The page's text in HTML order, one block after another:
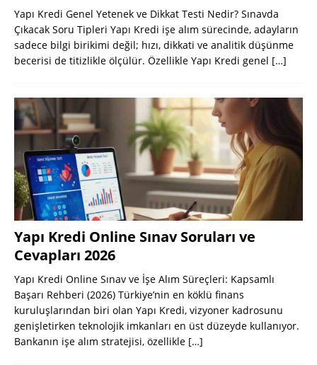
Yapı Kredi Genel Yetenek ve Dikkat Testi Nedir? Sınavda
Çıkacak Soru Tipleri Yapı Kredi işe alım sürecinde, adayların
sadece bilgi birikimi değil; hızı, dikkati ve analitik düşünme
becerisi de titizlikle ölçülür. Özellikle Yapı Kredi genel […]
Yapı Kredi Online Sınav Soruları ve
Cevapları 2026
Yapı Kredi Online Sınav ve İşe Alım Süreçleri: Kapsamlı
Başarı Rehberi (2026) Türkiye’nin en köklü finans
kuruluşlarından biri olan Yapı Kredi, vizyoner kadrosunu
genişletirken teknolojik imkanları en üst düzeyde kullanıyor.
Bankanın işe alım stratejisi, özellikle […]